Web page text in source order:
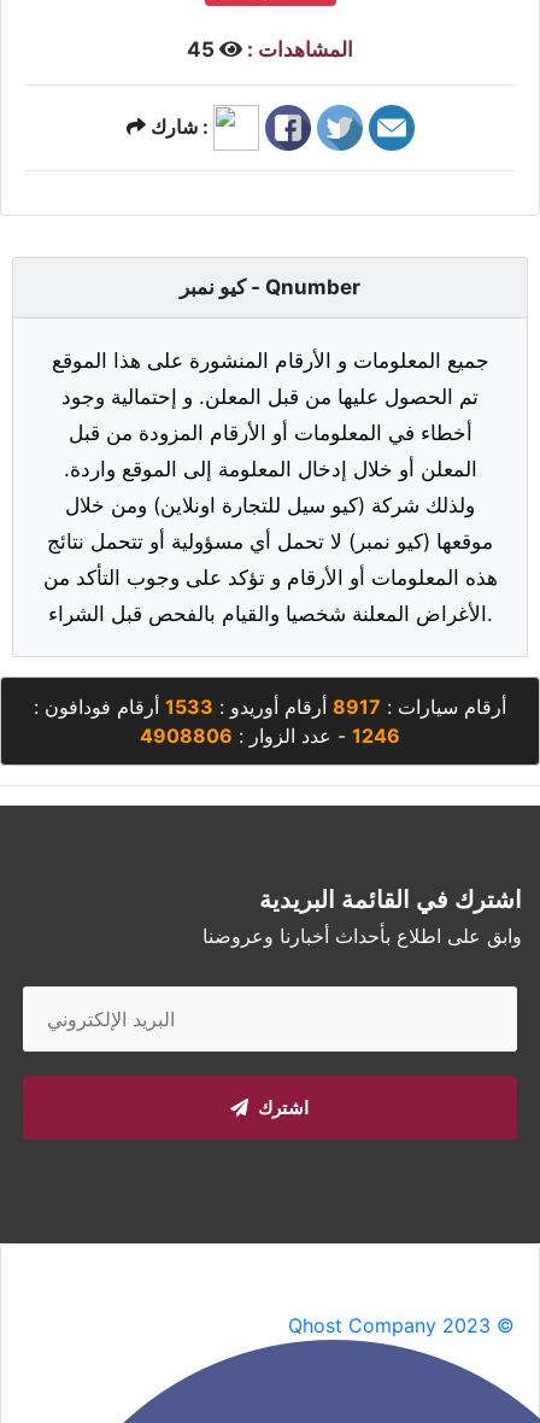
المشاهدات :
شارك :
كيو نمبر - Qnumber
جميع المعلومات و الأرقام المنشورة على هذا الموقع
تم الحصول عليها من قبل المعلن. و إحتمالية وجود
أخطاء في المعلومات أو الأرقام المزودة من قبل
المعلن أو خلال إدخال المعلومة إلى الموقع واردة.
ولذلك شركة (كيو سيل للتجارة اونلاين) ومن خلال
موقعها (كيو نمبر) لا تحمل أي مسؤولية أو تتحمل نتائج
هذه المعلومات أو الأرقام و تؤكد على وجوب التأكد من
الأغراض المعلنة شخصيا والقيام بالفحص قبل الشراء.
أرقام سيارات : 8917 أرقام أوريدو : 1533 أرقام فودافون :
1246 - عدد الزوار : 4908806
اشترك في القائمة البريدية
وابق على اطلاع بأحداث أخبارنا وعروضنا
اشترك
Qhost Company 2023 ©